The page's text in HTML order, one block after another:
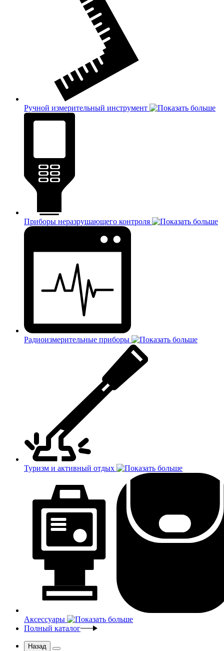
Ручной измерительный инструмент
Приборы неразрушающего контроля
Радиоизмерительные приборы
Туризм и активный отдых
Аксессуары
Полный каталог
Назад